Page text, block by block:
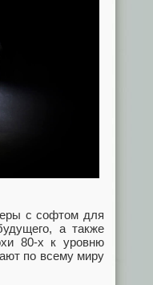
с софтом для
а также
80-х к уровню
по всему миру